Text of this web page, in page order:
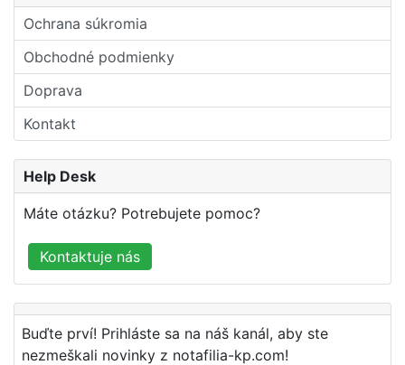
Ochrana súkromia
Obchodné podmienky
Doprava
Kontakt
Help Desk
Máte otázku? Potrebujete pomoc?
Kontaktuje nás
Buďte prví! Prihláste sa na náš kanál, aby ste
nezmeškali novinky z notafilia-kp.com!